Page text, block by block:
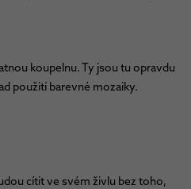
koupelnu. Ty jsou tu opravdu
použití barevné mozaiky.
cítit ve svém živlu bez toho,